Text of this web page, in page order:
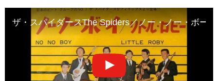
ザ・スパイダースThe Spiders／ノー・ノー・ボー